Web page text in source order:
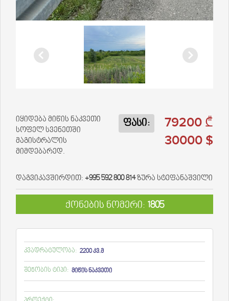
79200 ₾
30000 $
ფასი:
იყიდება მიწის ნაკვეთი
სოფელ სვენეთში
მაგისტრალის
მიმდებარედ.
დაგვიკავშირდით: +995 592 800 814ზურა სტეფანაშვილი
ქონების ნომერი: 1805
კვადრატულობა: 2200 კვ.მ
შენობის ტიპი: მიწის ნაკვეთი